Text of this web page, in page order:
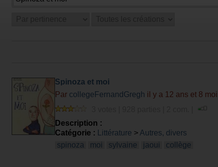
Spinoza et moi
Par collegeFernandGregh il y a 12 ans et 8
Description :
Catégorie :
Littérature > Autres, divers
spinoza
moi sylvaine jaoui collège